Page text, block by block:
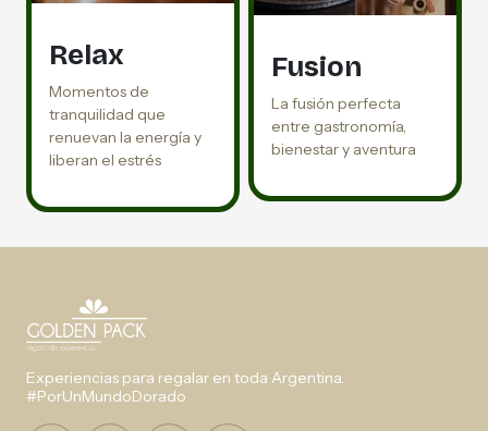
Relax
Momentos de
tranquilidad que
renuevan la energía y
liberan el estrés
Fusion
La fusión perfecta
entre gastronomía,
bienestar y aventura
Experiencias para regalar en toda Argentina.
#PorUnMundoDorado